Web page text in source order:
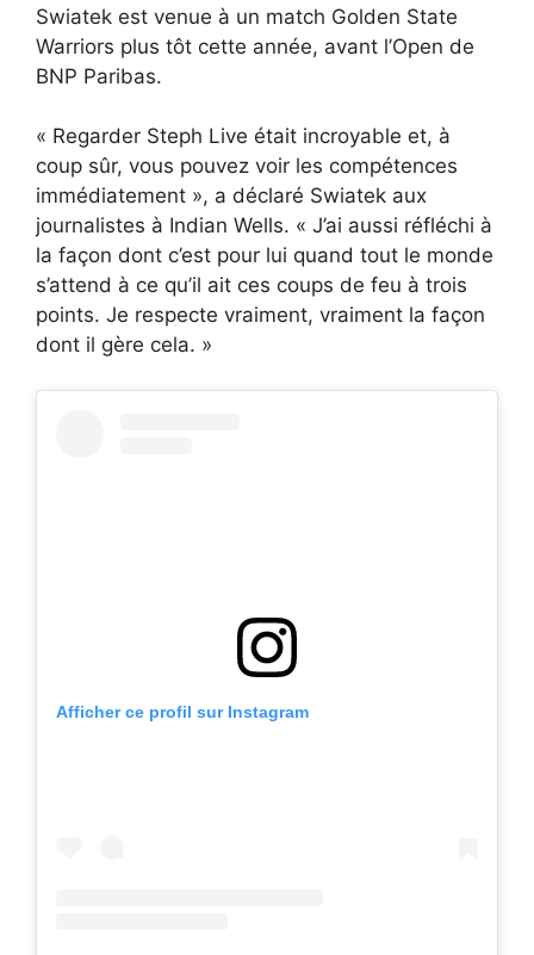
Swiatek est venue à un match Golden State
Warriors plus tôt cette année, avant l’Open de
BNP Paribas.
« Regarder Steph Live était incroyable et, à
coup sûr, vous pouvez voir les compétences
immédiatement », a déclaré Swiatek aux
journalistes à Indian Wells. « J’ai aussi réfléchi à
la façon dont c’est pour lui quand tout le monde
s’attend à ce qu’il ait ces coups de feu à trois
points. Je respecte vraiment, vraiment la façon
dont il gère cela. »
Afficher ce profil sur Instagram